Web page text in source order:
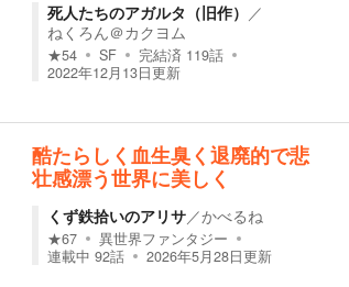
死人たちのアガルタ（旧作） ／
ねくろん＠カクヨム
★54 SF 完結済 119話
2022年12月13日更新
酷たらしく血生臭く退廃的で悲
壮感漂う世界に美しく
くず鉄拾いのアリサ／かべるね
★67
異世界ファンタジー
連載中 92話 2026年5月28日更新